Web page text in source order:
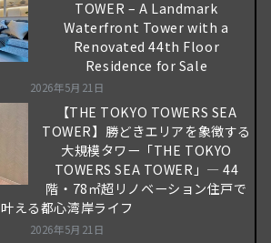
TOWER – A Landmark
Waterfront Tower with a
Renovated 44th Floor
Residence for Sale
2026年5月21日
【THE TOKYO TOWERS SEA
TOWER】勝どきエリアを象徴する
大規模タワー「THE TOKYO
TOWERS SEA TOWER」― 44
階・78㎡超リノベーション住戸で
叶える都心湾岸ライフ
2026年5月21日